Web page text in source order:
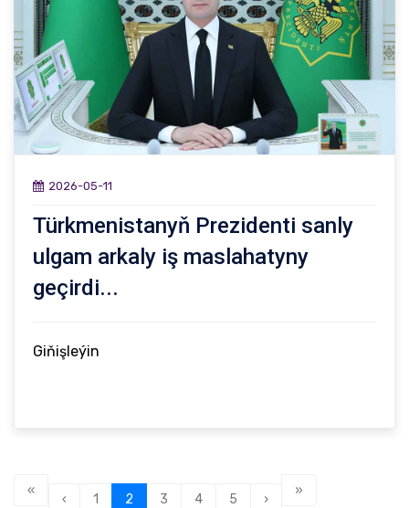
2026-05-11
Türkmenistanyň Prezidenti sanly
ulgam arkaly iş maslahatyny
geçirdi...
Giňişleýin
«
‹ 1 2 3 4 5 ›
»